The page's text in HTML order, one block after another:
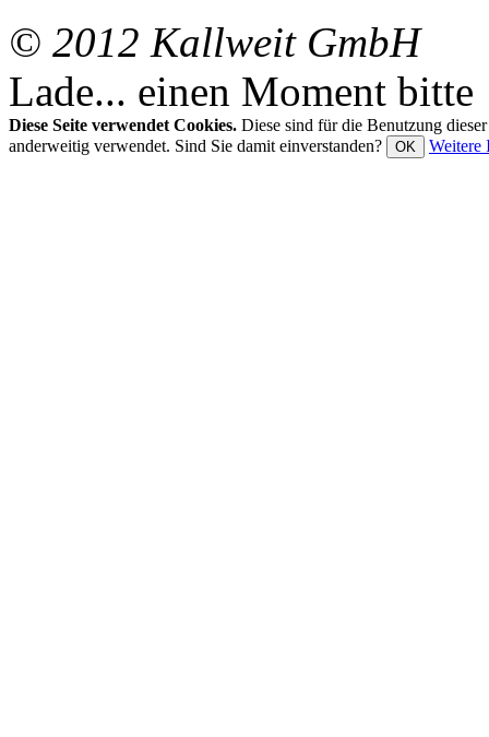
© 2012 Kallweit GmbH
Lade... einen Moment bitte
Diese Seite verwendet Cookies. Diese sind für die Benutzung
anderweitig verwendet. Sind Sie damit einverstanden?
OK Weitere